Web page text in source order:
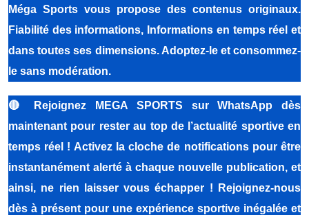
Méga Sports vous propose des contenus originaux.
Fiabilité des informations, Informations en temps réel et
dans toutes ses dimensions. Adoptez-le et consommez-
le sans modération.
🔴
Rejoignez MEGA SPORTS sur WhatsApp dès
maintenant pour rester au top de l’actualité sportive en
temps réel ! Activez la cloche de notifications pour être
instantanément alerté à chaque nouvelle publication, et
ainsi, ne rien laisser vous échapper ! Rejoignez-nous
dès à présent pour une expérience sportive inégalée et